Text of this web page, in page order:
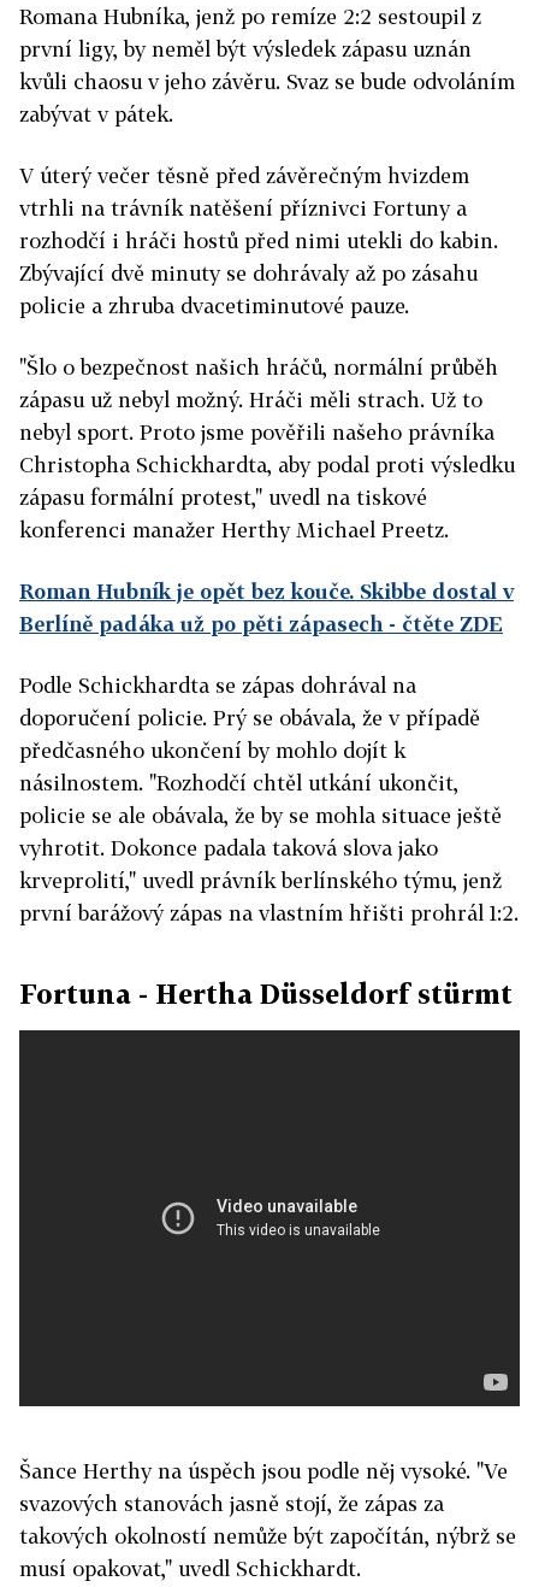
Romana Hubníka, jenž po remíze 2:2 sestoupil z
první ligy, by neměl být výsledek zápasu uznán
kvůli chaosu v jeho závěru. Svaz se bude odvoláním
zabývat v pátek.
V úterý večer těsně před závěrečným hvizdem
vtrhli na trávník natěšení příznivci Fortuny a
rozhodčí i hráči hostů před nimi utekli do kabin.
Zbývající dvě minuty se dohrávaly až po zásahu
policie a zhruba dvacetiminutové pauze.
"Šlo o bezpečnost našich hráčů, normální průběh
zápasu už nebyl možný. Hráči měli strach. Už to
nebyl sport. Proto jsme pověřili našeho právníka
Christopha Schickhardta, aby podal proti výsledku
zápasu formální protest," uvedl na tiskové
konferenci manažer Herthy Michael Preetz.
Roman Hubník je opět bez kouče. Skibbe dostal v
Berlíně padáka už po pěti zápasech - čtěte ZDE
Podle Schickhardta se zápas dohrával na
doporučení policie. Prý se obávala, že v případě
předčasného ukončení by mohlo dojít k
násilnostem. "Rozhodčí chtěl utkání ukončit,
policie se ale obávala, že by se mohla situace ještě
vyhrotit. Dokonce padala taková slova jako
krveprolití," uvedl právník berlínského týmu, jenž
první barážový zápas na vlastním hřišti prohrál 1:2.
Fortuna - Hertha Düsseldorf stürmt
Šance Herthy na úspěch jsou podle něj vysoké. "Ve
svazových stanovách jasně stojí, že zápas za
takových okolností nemůže být započítán, nýbrž se
musí opakovat," uvedl Schickhardt.